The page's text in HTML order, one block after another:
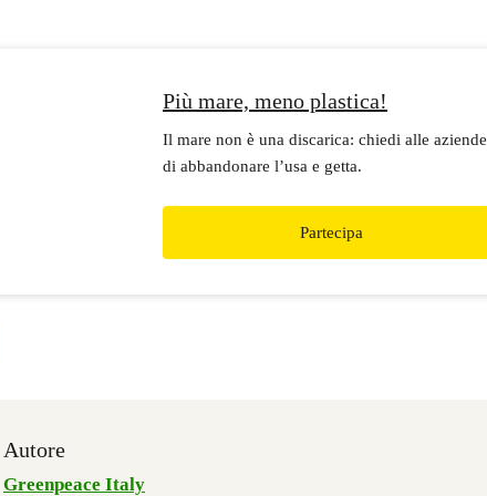
Più mare, meno plastica!
Il mare non è una discarica: chiedi alle aziende
di abbandonare l’usa e getta.
Partecipa
Autore
Greenpeace Italy